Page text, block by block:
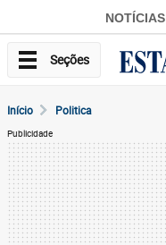
NOTÍCIAS
Seções
Início Politica
Publicidade